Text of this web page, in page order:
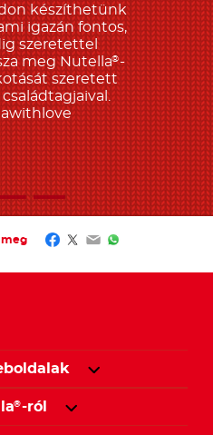
készíthetünk
igazán fontos,
szeretettel
meg Nutella®-
szeretett
meg Facebook
Twitter
EmailWhatsApp
®-ról